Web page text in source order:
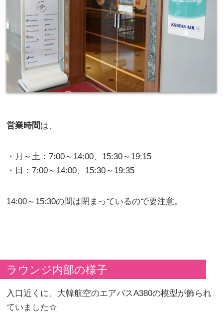
営業時間は、
・月～土：7:00～14:00、15:30～19:15
・日：7:00～14:00、15:30～19:35
14:00～15:30の間は閉まっているので要注意。
ラウンジ内部の様子
入口近くに、大韓航空のエアバスA380の模型が飾られ
ていました☆